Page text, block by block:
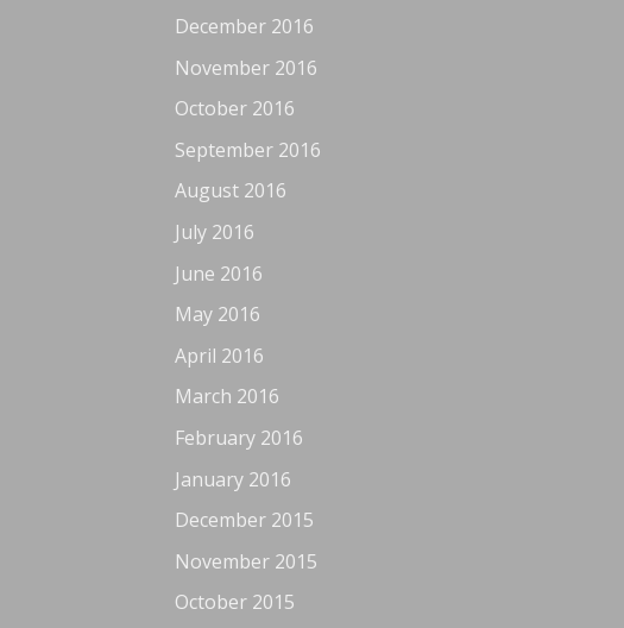
December 2016
November 2016
October 2016
September 2016
August 2016
July 2016
June 2016
May 2016
April 2016
March 2016
February 2016
January 2016
December 2015
November 2015
October 2015